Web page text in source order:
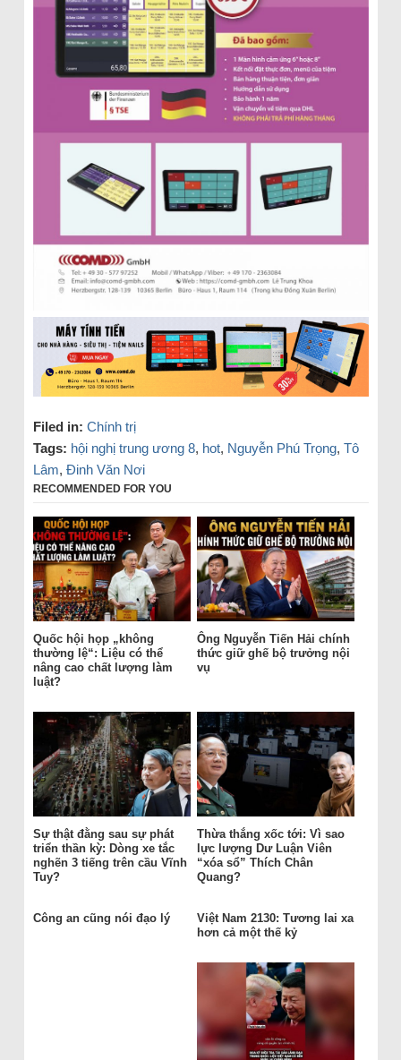
Filed in: Chính trị
Tags: hội nghị trung ương 8, hot, Nguyễn Phú Trọng, Tô
Lâm, Đinh Văn Nơi
RECOMMENDED FOR YOU
Quốc hội họp „không
thường lệ“: Liệu có thể
nâng cao chất lượng làm
luật?
Ông Nguyễn Tiến Hải chính
thức giữ ghế bộ trưởng nội
vụ
Sự thật đằng sau sự phát
triển thần kỳ: Dòng xe tắc
nghẽn 3 tiếng trên cầu Vĩnh
Tuy?
Thừa thắng xốc tới: Vì sao
lực lượng Dư Luận Viên
“xóa sổ” Thích Chân
Quang?
Công an cũng nói đạo lý
Việt Nam 2130: Tương lai xa
hơn cả một thế kỷ